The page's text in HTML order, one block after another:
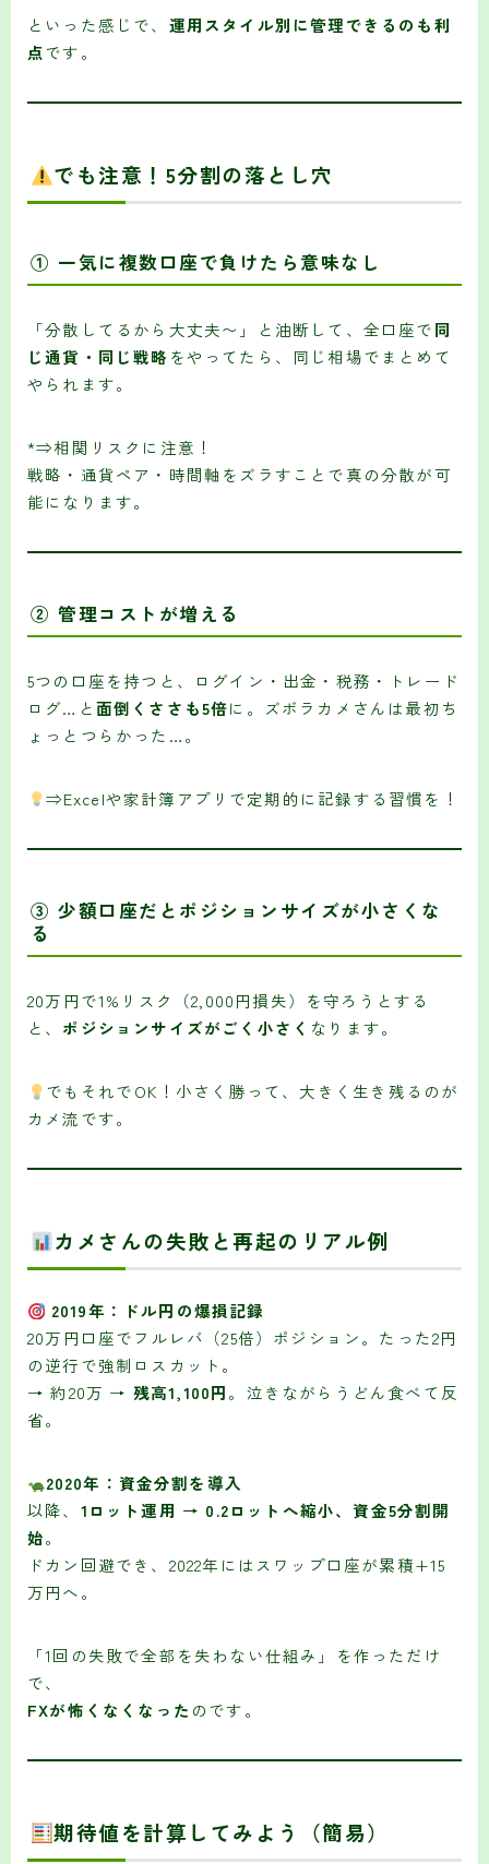
といった感じで、 運用スタイル別に管理できるのも利
点です。
でも注意！5分割の落とし穴
① 一気に複数口座で負けたら意味なし
「分散してるから大丈夫〜」と油断して、全口座で同
じ通貨・同じ戦略 をやってたら、同じ相場でまとめて
やられます。
*⇒相関リスクに注意！
戦略・通貨ペア・時間軸をズラすことで真の分散が可
能になります。
② 管理コストが増える
5つの口座を持つと、ログイン・出金・税務・トレード
ログ…と面倒くささも5倍に。ズボラカメさんは最初ち
ょっとつらかった…。
⇒Excelや家計簿アプリで定期的に記録する習慣を！
③ 少額口座だとポジションサイズが小さくな
る
20万円で1%リスク（2,000円損失）を守ろうとする
と、 ポジションサイズがごく小さく なります。
でもそれでOK！小さく勝って、大きく生き残るのが
カメ流です。
カメさんの失敗と再起のリアル例
2019年：ドル円の爆損記録
20万円口座でフルレバ（25倍）ポジション。たった2円
の逆行で強制ロスカット。
→ 約20万 → 残高1,100円。泣きながらうどん食べて反
省。
2020年：資金分割を導入
以降、 1ロット運用 → 0.2ロットへ縮小、資金5分割開
始。
ドカン回避でき、2022年にはスワップ口座が累積+15
万円へ。
「1回の失敗で全部を失わない仕組み」を作っただけ
で、
FXが怖くなくなった のです。
期待値を計算してみよう（簡易）